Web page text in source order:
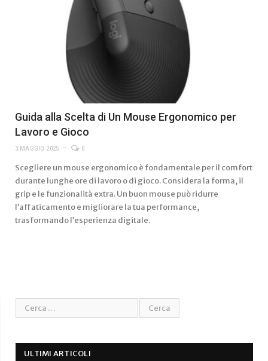
Guida alla Scelta di Un Mouse Ergonomico per
Lavoro e Gioco
3 MAGGIO 2025 0
Scegliere un mouse ergonomico è fondamentale per il comfort
durante lunghe ore di lavoro o di gioco. Considera la forma, il
grip e le funzionalità extra. Un buon mouse può ridurre
l’affaticamento e migliorare la tua performance,
trasformando l’esperienza digitale.
ULTIMI ARTICOLI